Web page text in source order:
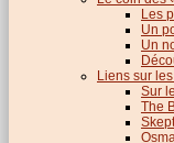
Les
Un
Un
Liens sur
Sur
The